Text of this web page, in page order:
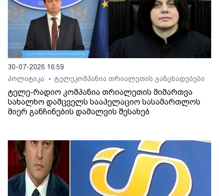
30-07-2026 16:59
პოლიტიკა
• ტელეკომპანია თრიალეთის განცხადებები
ტელე-რადიო კომპანია თრიალეთის მიმართვა
სახალხო დამცველს სააპელაციო სასამართლოს
მიერ განჩინების დამალვის შესახებ